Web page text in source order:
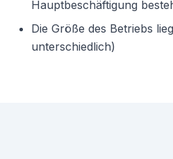
Hauptbeschäftigung
Die Größe des Betriebs
unterschiedlich)